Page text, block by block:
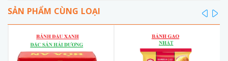
SẢN PHẨM CÙNG LOẠI prev